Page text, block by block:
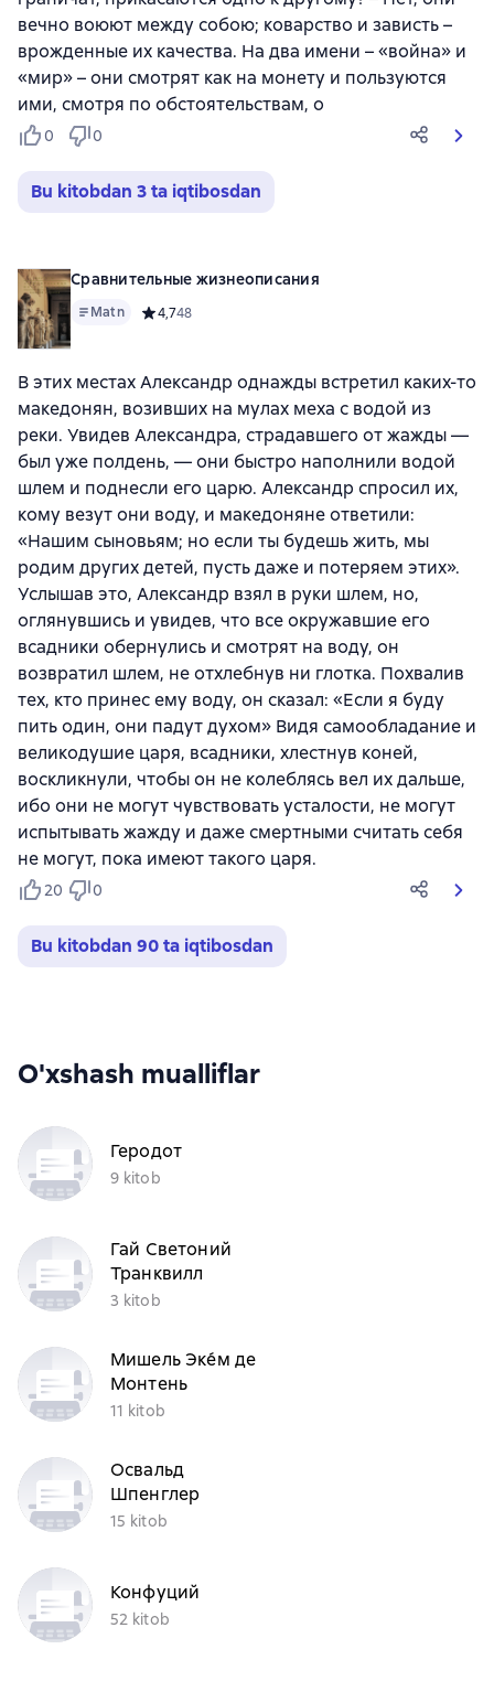
вечно воюют между собою; коварство и зависть –
врожденные их качества. На два имени – «война» и
«мир» – они смотрят как на монету и пользуются
ими, смотря по обстоятельствам, о
0 0
Bu kitobdan 3 ta iqtibosdan
Сравнительные жизнеописания
Matn Средний рейтинг 4,7 на основе 48 оценок
4,748
В этих местах Александр однажды встретил каких-то
македонян, возивших на мулах меха с водой из
реки. Увидев Александра, страдавшего от жажды —
был уже полдень, — они быстро наполнили водой
шлем и поднесли его царю. Александр спросил их,
кому везут они воду, и македоняне ответили:
«Нашим сыновьям; но если ты будешь жить, мы
родим других детей, пусть даже и потеряем этих».
Услышав это, Александр взял в руки шлем, но,
оглянувшись и увидев, что все окружавшие его
всадники обернулись и смотрят на воду, он
возвратил шлем, не отхлебнув ни глотка. Похвалив
тех, кто принес ему воду, он сказал: «Если я буду
пить один, они падут духом» Видя самообладание и
великодушие царя, всадники, хлестнув коней,
воскликнули, чтобы он не колеблясь вел их дальше,
ибо они не могут чувствовать усталости, не могут
испытывать жажду и даже смертными считать себя
не могут, пока имеют такого царя.
20 0
Bu kitobdan 90 ta iqtibosdan
O'xshash mualliflar
Геродот
9 kitob
Гай Светоний
Транквилл
3 kitob
Мишель Эке́м де
Монтень
11 kitob
Освальд
Шпенглер
15 kitob
Конфуций
52 kitob